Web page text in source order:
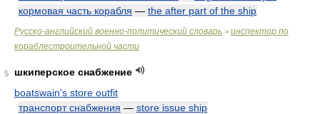
кормовая часть корабля — the after part of the ship
Русско-английский военно-политический словарь > инспектор по
кораблестроительной части
5
шкиперское снабжение
boatswain's store outfit
транспорт снабжения — store issue ship